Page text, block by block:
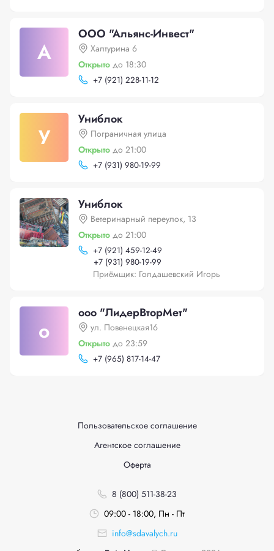
А
ООО "Альянс-Инвест"
Халтурина 6
Открыто до 18:30
+7 (921) 228-11-12
У
Униблок
Пограничная улица
Открыто до 21:00
+7 (931) 980-19-99
Униблок
Ветеринарный переулок, 13
Открыто до 21:00
+7 (921) 459-12-49
+7 (931) 980-19-99
Приёмщик: Голдашевский Игорь
о
ооо "ЛидерВторМет"
ул. Повенецкая16
Открыто до 23:59
+7 (965) 817-14-47
Пользовательское соглашение
Агентское соглашение
Оферта
8 (800) 511-38-23
09:00 - 18:00, Пн - Пт
info@sdavalych.ru